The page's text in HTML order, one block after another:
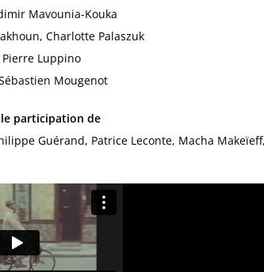
Mavounia-Kouka
Charlotte Palaszuk
Pierre Luppino
Mougenot
participation de
Guérand, Patrice Leconte, Macha